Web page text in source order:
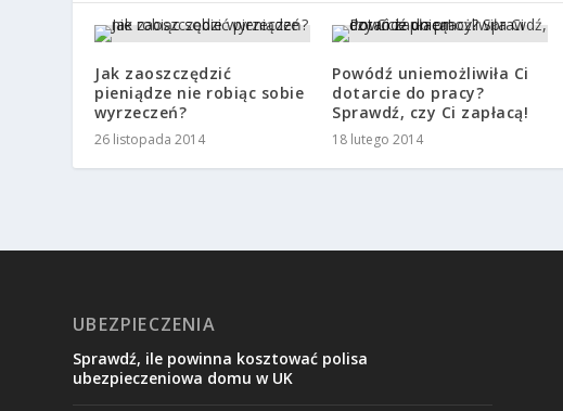
Jak zaoszczędzić
pieniądze nie robiąc sobie
wyrzeczeń?
26 listopada 2014
Powódź uniemożliwiła Ci
dotarcie do pracy?
Sprawdź, czy Ci zapłacą!
18 lutego 2014
UBEZPIECZENIA
Sprawdź, ile powinna kosztować polisa
ubezpieczeniowa domu w UK